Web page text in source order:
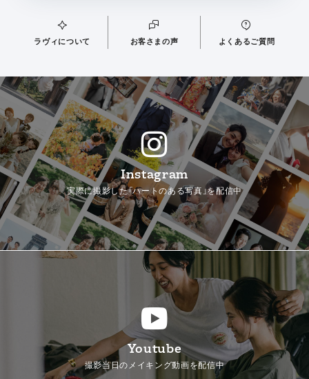
ラヴィについて お客さまの声 よくあるご質問
Instagram
実際に撮影した「ハートのある写真」を配信中
Youtube
撮影当日のメイキング動画を配信中